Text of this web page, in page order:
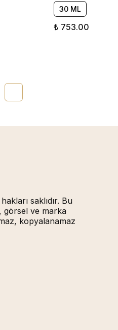
30 ML
₺ 753.00
saklıdır. Bu
görsel ve marka
kopyalanamaz